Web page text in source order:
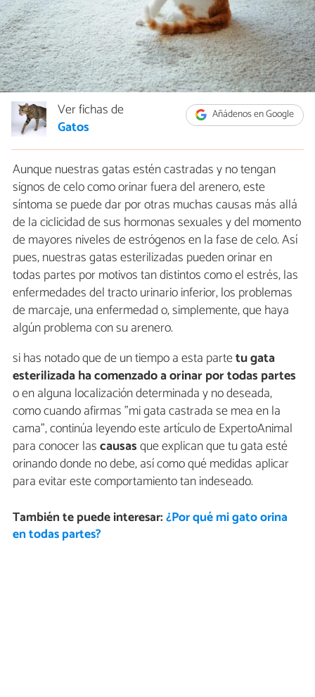
Añádenos en Google
Ver fichas de
Gatos
Aunque nuestras gatas estén castradas y no tengan
signos de celo como orinar fuera del arenero, este
síntoma se puede dar por otras muchas causas más allá
de la ciclicidad de sus hormonas sexuales y del momento
de mayores niveles de estrógenos en la fase de celo. Así
pues, nuestras gatas esterilizadas pueden orinar en
todas partes por motivos tan distintos como el estrés, las
enfermedades del tracto urinario inferior, los problemas
de marcaje, una enfermedad o, simplemente, que haya
algún problema con su arenero.
si has notado que de un tiempo a esta partetu gata
esterilizada ha comenzado a orinar por todas partes
o en alguna localización determinada y no deseada,
como cuando afirmas "mi gata castrada se mea en la
cama", continúa leyendo este artículo de ExpertoAnimal
para conocer lascausasque explican que tu gata esté
orinando donde no debe, así como qué medidas aplicar
para evitar este comportamiento tan indeseado.
También te puede interesar:¿Por qué mi gato orina
en todas partes?